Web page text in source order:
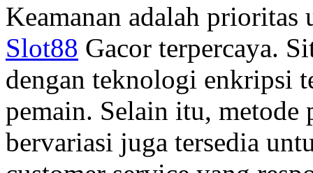
Keamanan adalah prioritas
Slot88 Gacor terpercaya.
dengan teknologi enkripsi
pemain. Selain itu, metode
bervariasi juga tersedia